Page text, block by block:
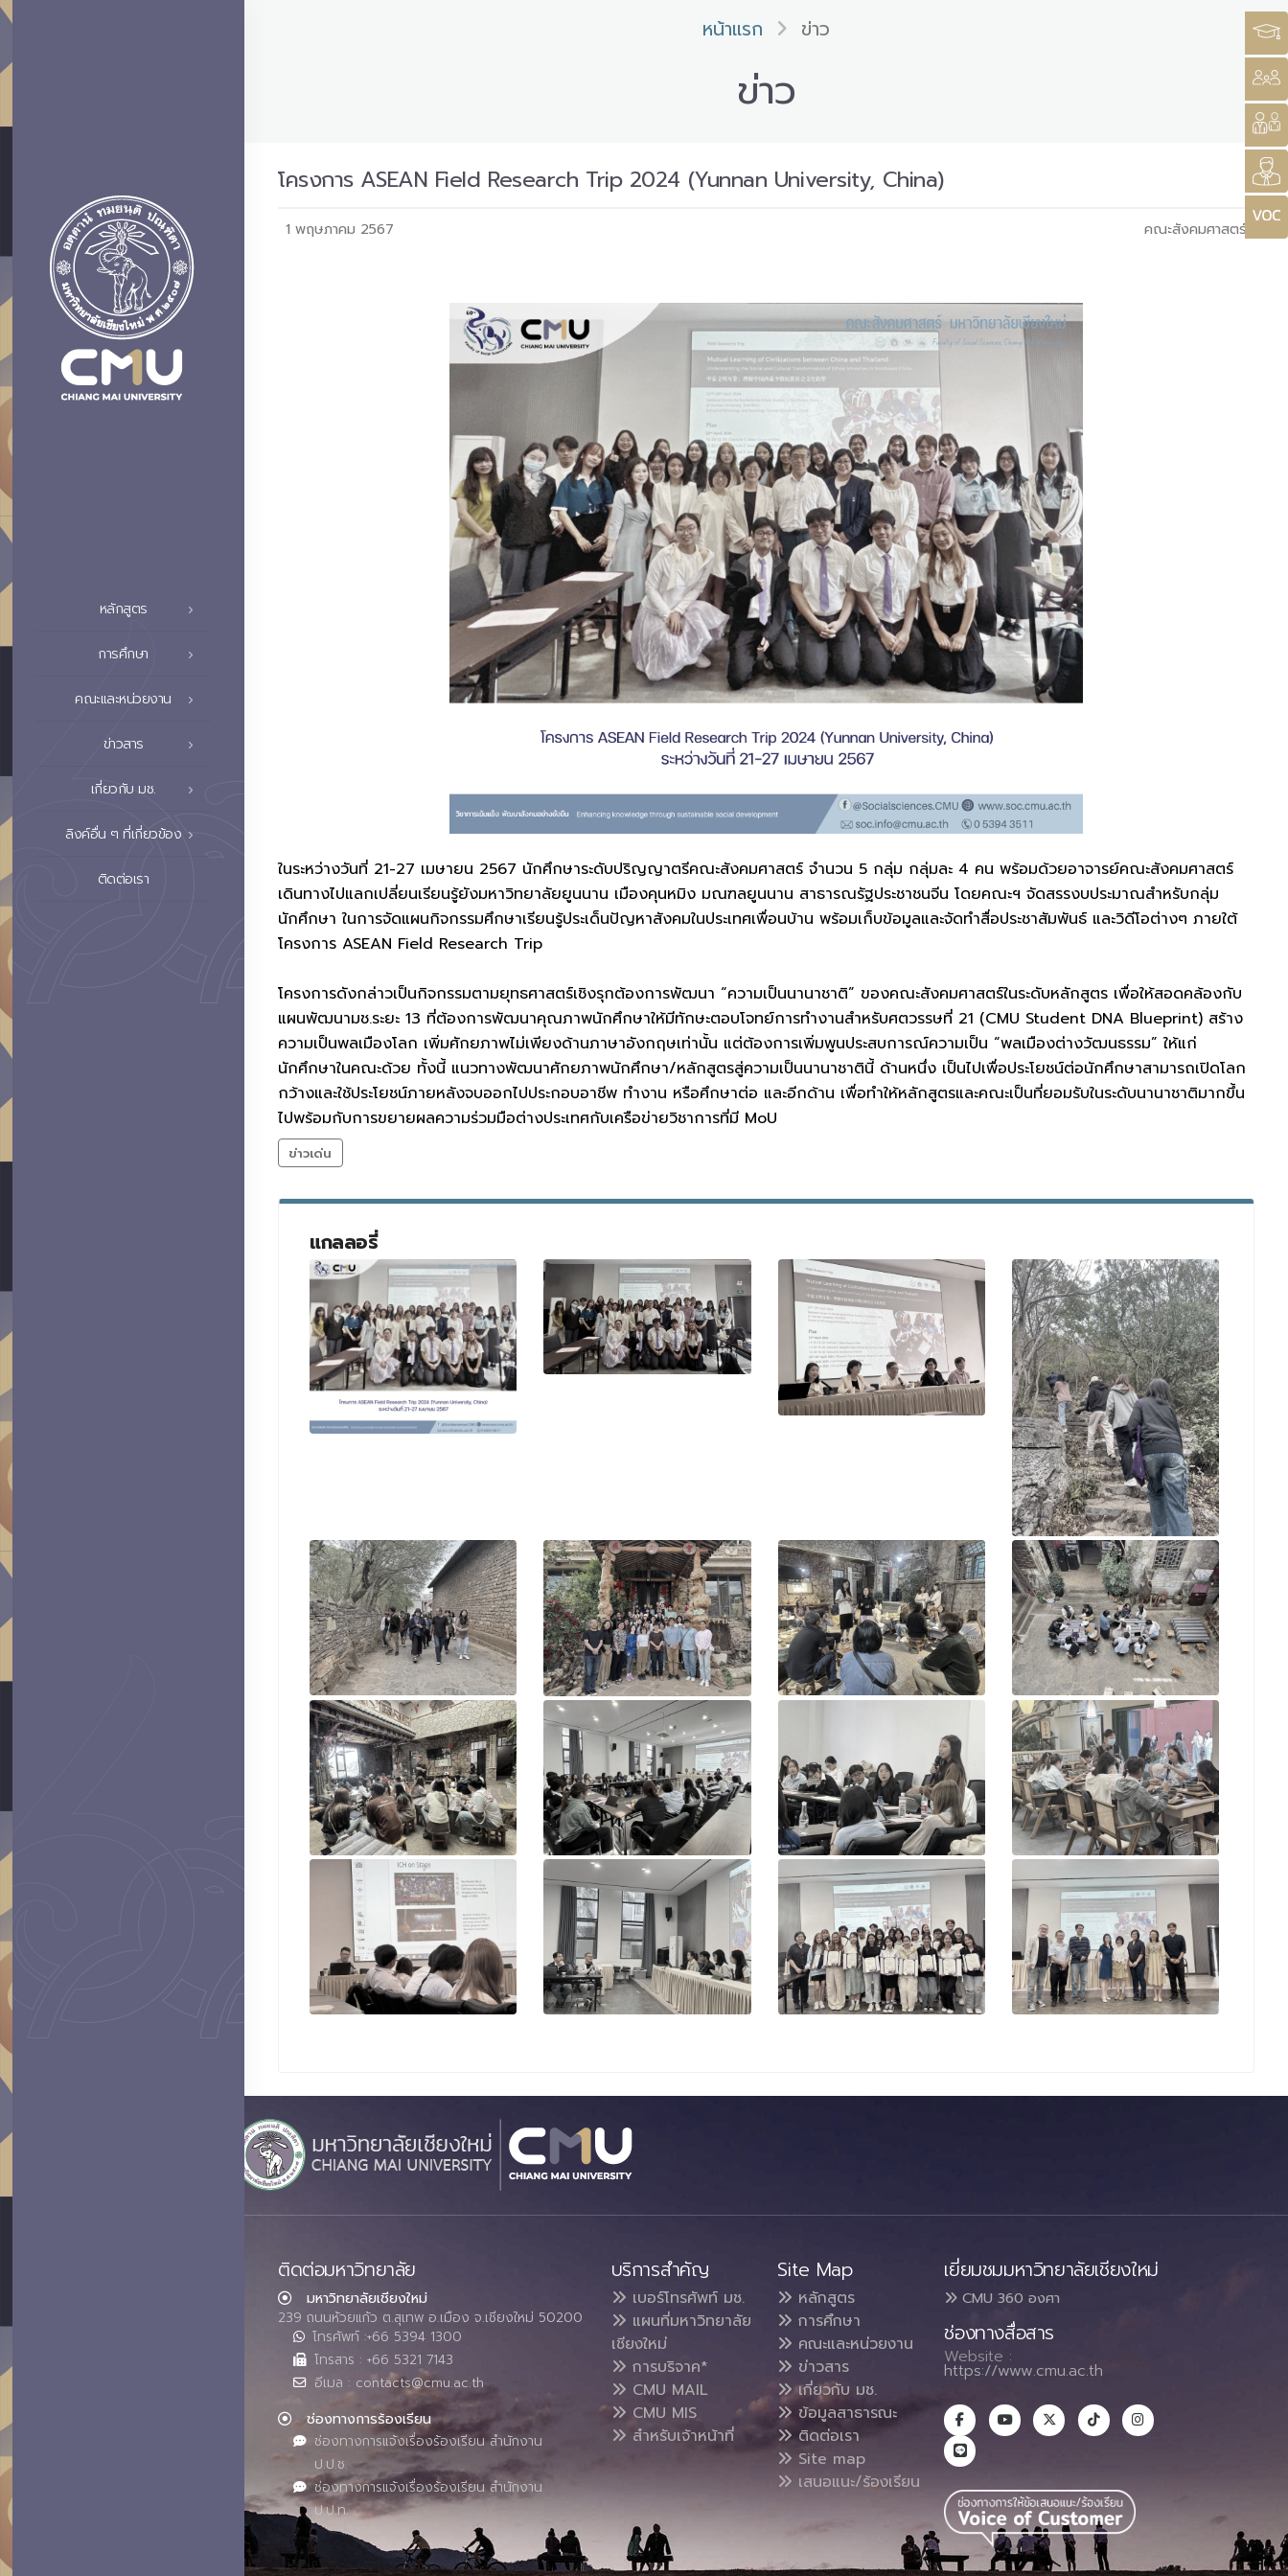
หลักสูตร
การศึกษา
คณะและหน่วยงาน
ข่าวสาร
เกี่ยวกับ มช.
ลิงค์อื่น ๆ ที่เกี่ยวข้อง
ติดต่อเรา
หน้าแรก ข่าว
ข่าว
โครงการ ASEAN Field Research Trip 2024 (Yunnan University, China)
1 พฤษภาคม 2567 คณะสังคมศาสตร์
ในระหว่างวันที่ 21-27 เมษายน 2567 นักศึกษาระดับปริญญาตรีคณะสังคมศาสตร์ จำนวน 5 กลุ่ม กลุ่มละ 4 คน พร้อมด้วยอาจารย์คณะสังคมศาสตร์
เดินทางไปแลกเปลี่ยนเรียนรู้ยังมหาวิทยาลัยยูนนาน เมืองคุนหมิง มณฑลยูนนาน สาธารณรัฐประชาชนจีน โดยคณะฯ จัดสรรงบประมาณสำหรับกลุ่ม
นักศึกษา ในการจัดแผนกิจกรรมศึกษาเรียนรู้ประเด็นปัญหาสังคมในประเทศเพื่อนบ้าน พร้อมเก็บข้อมูลและจัดทำสื่อประชาสัมพันธ์ และวิดีโอต่างๆ ภายใต้
โครงการ ASEAN Field Research Trip
โครงการดังกล่าวเป็นกิจกรรมตามยุทธศาสตร์เชิงรุกต้องการพัฒนา “ความเป็นนานาชาติ” ของคณะสังคมศาสตร์ในระดับหลักสูตร เพื่อให้สอดคล้องกับ
แผนพัฒนามช.ระยะ 13 ที่ต้องการพัฒนาคุณภาพนักศึกษาให้มีทักษะตอบโจทย์การทำงานสำหรับศตวรรษที่ 21 (CMU Student DNA Blueprint) สร้าง
ความเป็นพลเมืองโลก เพิ่มศักยภาพไม่เพียงด้านภาษาอังกฤษเท่านั้น แต่ต้องการเพิ่มพูนประสบการณ์ความเป็น “พลเมืองต่างวัฒนธรรม” ให้แก่
นักศึกษาในคณะด้วย ทั้งนี้ แนวทางพัฒนาศักยภาพนักศึกษา/หลักสูตรสู่ความเป็นนานาชาตินี้ ด้านหนึ่ง เป็นไปเพื่อประโยชน์ต่อนักศึกษาสามารถเปิดโลก
กว้างและใช้ประโยชน์ภายหลังจบออกไปประกอบอาชีพ ทำงาน หรือศึกษาต่อ และอีกด้าน เพื่อทำให้หลักสูตรและคณะเป็นที่ยอมรับในระดับนานาชาติมากขึ้น
ไปพร้อมกับการขยายผลความร่วมมือต่างประเทศกับเครือข่ายวิชาการที่มี MoU
ข่าวเด่น
แกลลอรี่
ติดต่อมหาวิทยาลัย
มหาวิทยาลัยเชียงใหม่
239 ถนนห้วยแก้ว ต.สุเทพ อ.เมือง จ.เชียงใหม่ 50200
โทรศัพท์ :+66 5394 1300
โทรสาร : +66 5321 7143
อีเมล : contacts@cmu.ac.th
ช่องทางการร้องเรียน
ช่องทางการแจ้งเรื่องร้องเรียน สำนักงาน
ป.ป.ช.
ช่องทางการแจ้งเรื่องร้องเรียน สำนักงาน
ป.ป.ท.
บริการสำคัญ
เบอร์โทรศัพท์ มช.
แผนที่มหาวิทยาลัย
เชียงใหม่
การบริจาค*
CMU MAIL
CMU MIS
สำหรับเจ้าหน้าที่
Site Map
หลักสูตร
การศึกษา
คณะและหน่วยงาน
ข่าวสาร
เกี่ยวกับ มช.
ข้อมูลสาธารณะ
ติดต่อเรา
Site map
เสนอแนะ/ร้องเรียน
เยี่ยมชมมหาวิทยาลัยเชียงใหม่
CMU 360 องศา
ช่องทางสื่อสาร
Website :
https://www.cmu.ac.th